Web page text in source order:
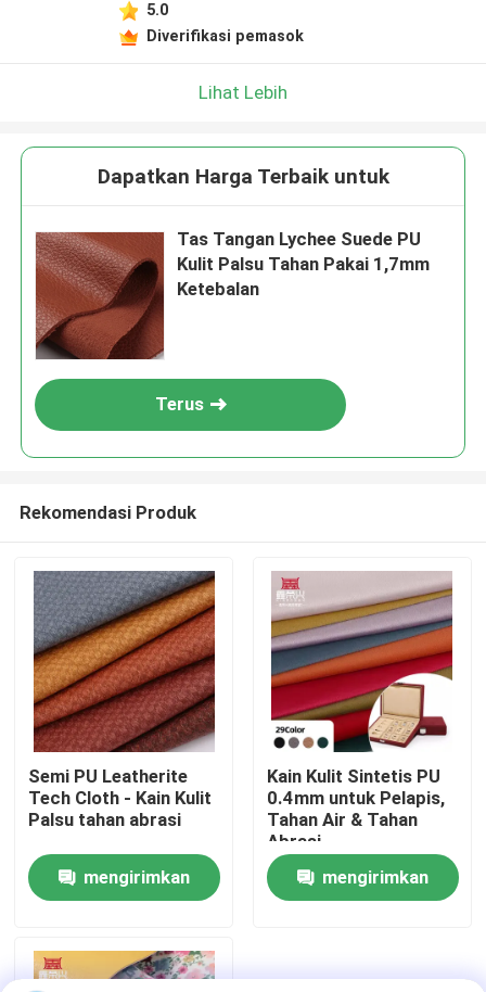
Tentang kita
5.0
Diverifikasi pemasok
Lihat Lebih
Dapatkan Harga Terbaik untuk
Tas Tangan Lychee Suede PU
Kulit Palsu Tahan Pakai 1,7mm
Ketebalan
Terus
Rekomendasi Produk
Semi PU Leatherite
Tech Cloth - Kain Kulit
Palsu tahan abrasi
mengirimkan
Kain Kulit Sintetis PU
0.4mm untuk Pelapis,
Tahan Air & Tahan
Abrasi
mengirimkan